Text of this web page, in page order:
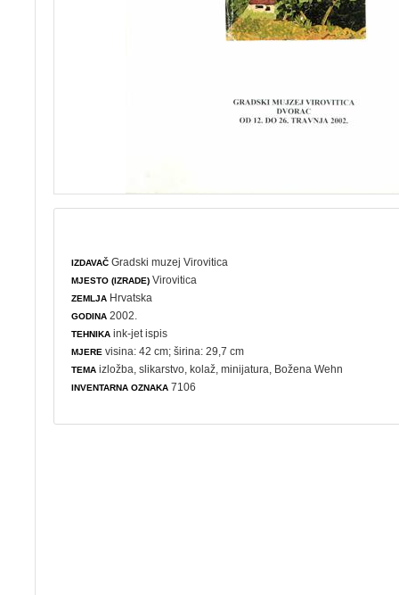
IZDAVAČ Gradski muzej Virovitica
MJESTO (IZRADE) Virovitica
ZEMLJA Hrvatska
GODINA 2002.
TEHNIKA ink-jet ispis
MJERE visina: 42 cm; širina: 29,7 cm
TEMA izložba ,slikarstvo ,kolaž ,minijatura , Božena Wehn
INVENTARNA OZNAKA 7106